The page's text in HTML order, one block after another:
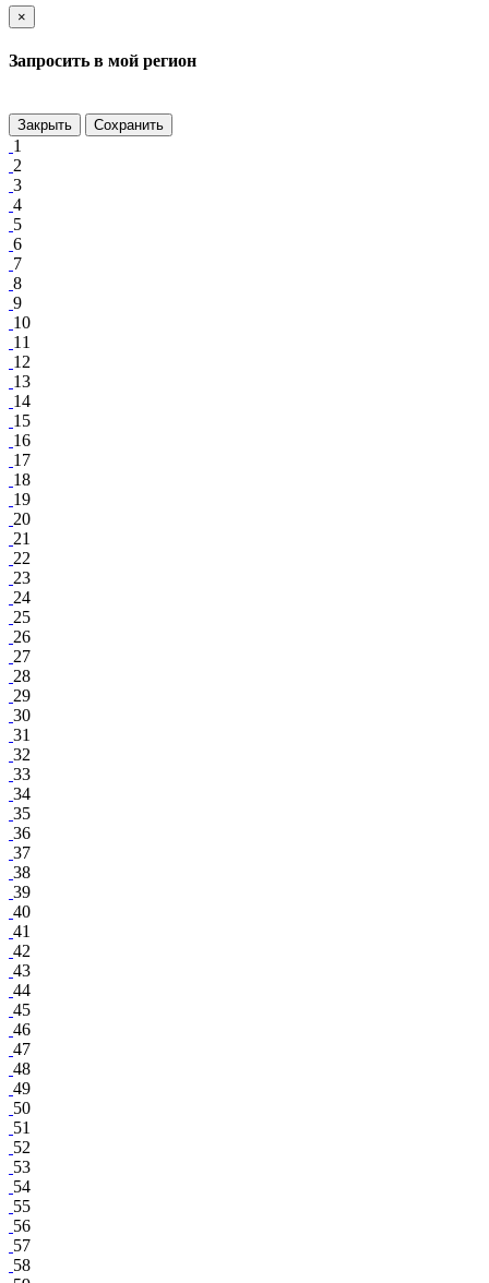
×
Запросить в мой регион
Закрыть Сохранить
1
2
3
4
5
6
7
8
9
10
11
12
13
14
15
16
17
18
19
20
21
22
23
24
25
26
27
28
29
30
31
32
33
34
35
36
37
38
39
40
41
42
43
44
45
46
47
48
49
50
51
52
53
54
55
56
57
58